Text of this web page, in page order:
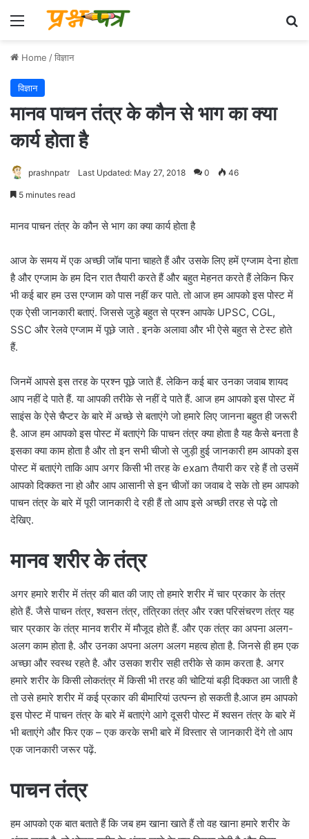
Menu
Home /विज्ञान
विज्ञान
मानव पाचन तंत्र के कौन से भाग का क्या
कार्य होता है
prashnpatr Last Updated: May 27, 2018 0 46
5 minutes read
मानव पाचन तंत्र के कौन से भाग का क्या कार्य होता है
आज के समय में एक अच्छी जॉब पाना चाहते हैं और उसके लिए हमें एग्जाम देना होता
है और एग्जाम के हम दिन रात तैयारी करते हैं और बहुत मेहनत करते हैं लेकिन फिर
भी कई बार हम उस एग्जाम को पास नहीं कर पाते. तो आज हम आपको इस पोस्ट में
एक ऐसी जानकारी बताएं. जिससे जुड़े बहुत से प्रश्न आपके UPSC, CGL,
SSC और रेलवे एग्जाम में पूछे जाते . इनके अलावा और भी ऐसे बहुत से टेस्ट होते
हैं.
जिनमें आपसे इस तरह के प्रश्न पूछे जाते हैं. लेकिन कई बार उनका जवाब शायद
आप नहीं दे पाते हैं. या आपकी तरीके से नहीं दे पाते हैं. आज हम आपको इस पोस्ट में
साइंस के ऐसे चैप्टर के बारे में अच्छे से बताएंगे जो हमारे लिए जानना बहुत ही जरूरी
है. आज हम आपको इस पोस्ट में बताएंगे कि पाचन तंत्र क्या होता है यह कैसे बनता है
इसका क्या काम होता है और तो इन सभी चीजो से जुड़ी हुई जानकारी हम आपको इस
पोस्ट में बताएंगे ताकि आप अगर किसी भी तरह के exam तैयारी कर रहे हैं तो उसमें
आपको दिक्कत ना हो और आप आसानी से इन चीजों का जवाब दे सके तो हम आपको
पाचन तंत्र के बारे में पूरी जानकारी दे रही हैं तो आप इसे अच्छी तरह से पढ़े तो
देखिए.
मानव शरीर के तंत्र
अगर हमारे शरीर में तंत्र की बात की जाए तो हमारे शरीर में चार प्रकार के तंत्र
होते हैं. जैसे पाचन तंत्र, श्वसन तंत्र, तंत्रिका तंत्र और रक्त परिसंचरण तंत्र यह
चार प्रकार के तंत्र मानव शरीर में मौजूद होते हैं. और एक तंत्र का अपना अलग-
अलग काम होता है. और उनका अपना अलग अलग महत्व होता है. जिनसे ही हम एक
अच्छा और स्वस्थ रहते है. और उसका शरीर सही तरीके से काम करता है. अगर
हमारे शरीर के किसी लोकतंत्र में किसी भी तरह की चोटियां बड़ी दिक्कत आ जाती है
तो उसे हमारे शरीर में कई प्रकार की बीमारियां उत्पन्न हो सकती है.आज हम आपको
इस पोस्ट में पाचन तंत्र के बारे में बताएंगे आगे दूसरी पोस्ट में श्वसन तंत्र के बारे में
भी बताएंगे और फिर एक – एक करके सभी बारे में विस्तार से जानकारी देंगे तो आप
एक जानकारी जरूर पढ़ें.
पाचन तंत्र
हम आपको एक बात बताते हैं कि जब हम खाना खाते हैं तो वह खाना हमारे शरीर के